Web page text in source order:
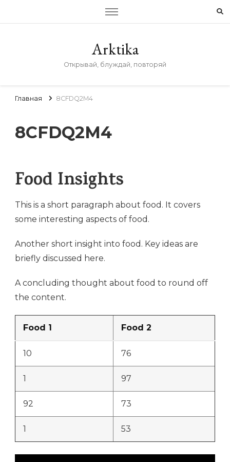
Arktika
Открывай, блуждай, повторяй
Главная 8CFDQ2M4
8CFDQ2M4
Food Insights
This is a short paragraph about food. It covers
some interesting aspects of food.
Another short insight into food. Key ideas are
briefly discussed here.
A concluding thought about food to round off
the content.
Food 1 Food 2
10 76
1 97
92 73
1 53